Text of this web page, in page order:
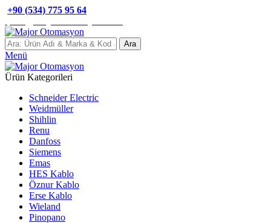
+90 (534) 775 95 64
Ara
Menü
Ürün Kategorileri
Schneider Electric
Weidmüller
Shihlin
Renu
Danfoss
Siemens
Emas
HES Kablo
Öznur Kablo
Erse Kablo
Wieland
Pinopano